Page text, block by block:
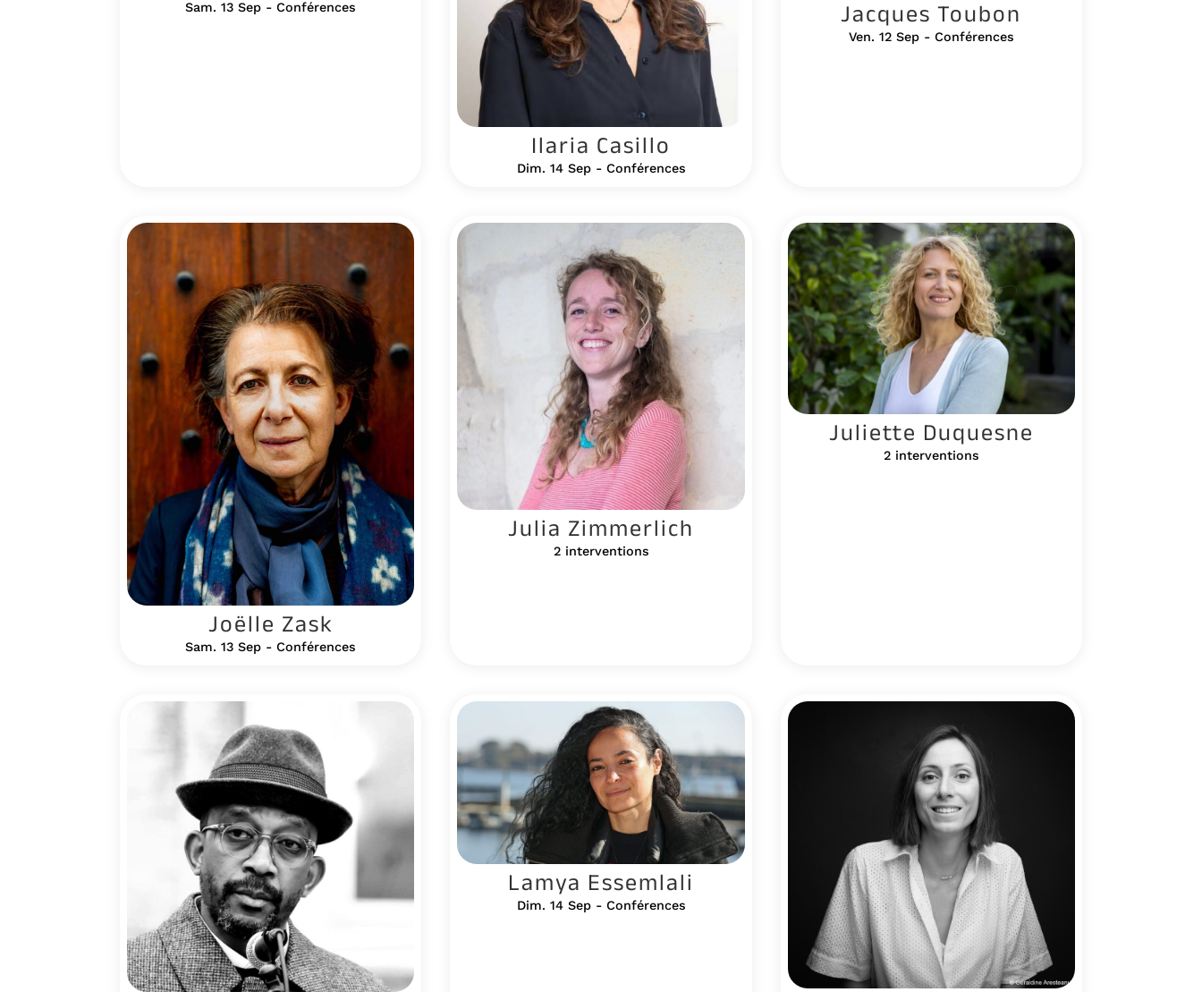
Sam. 13 Sep - Conférences
Ilaria Casillo
Dim. 14 Sep - Conférences
Jacques Toubon
Ven. 12 Sep - Conférences
Joëlle Zask
Sam. 13 Sep - Conférences
Julia Zimmerlich
2 interventions
Juliette Duquesne
2 interventions
Lamya Essemlali
Dim. 14 Sep - Conférences